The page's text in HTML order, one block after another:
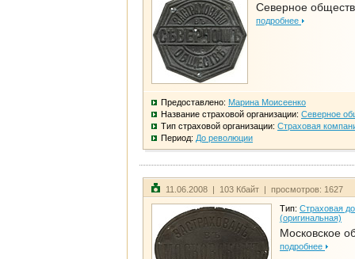
Северное
подробнее
Предоставлено: Марина Моисеенко
Название страховой организации: Северное
Тип страховой организации: Страховая
Период: До революции
11.06.2008 | 103 Кбайт | просмотров: 1627
Тип: Страховая
(оригинальная)
Московское
подробнее